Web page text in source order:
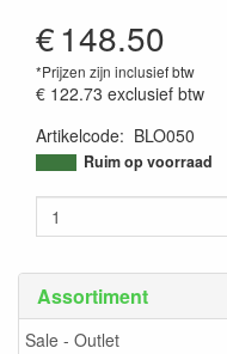
Assortiment
Sale - Outlet
€148.50
*Prijzen zijn inclusief btw
€ 122.73 exclusief btw
Artikelcode: BLO050
9502313276994
Ruim op voorraad